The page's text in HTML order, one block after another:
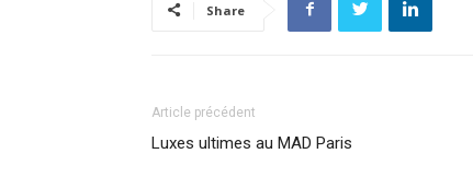
Share
Article précédent
Luxes ultimes au MAD Paris